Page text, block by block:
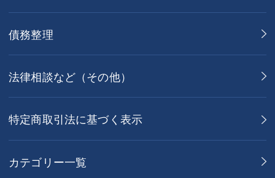
債務整理
法律相談など（その他）
特定商取引法に基づく表示
カテゴリー一覧